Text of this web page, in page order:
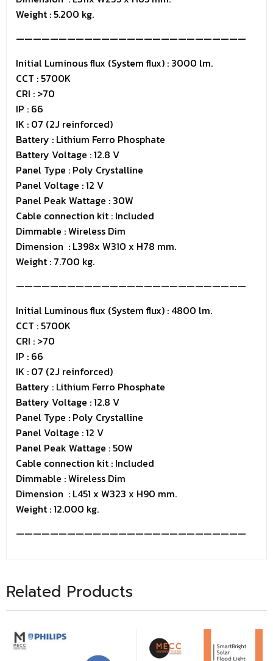
Weight : 5.200 kg.
———————————————————————————
Initial Luminous flux (System flux) : 3000 lm.
CCT : 5700K
CRI : >70
IP : 66
IK : 07 (2J reinforced)
Battery : Lithium Ferro Phosphate
Battery Voltage : 12.8 V
Panel Type : Poly Crystalline
Panel Voltage : 12 V
Panel Peak Wattage : 30W
Cable connection kit : Included
Dimmable : Wireless Dim
Dimension : L398x W310 x H78 mm.
Weight : 7.700 kg.
———————————————————————————
Initial Luminous flux (System flux) : 4800 lm.
CCT : 5700K
CRI : >70
IP : 66
IK : 07 (2J reinforced)
Battery : Lithium Ferro Phosphate
Battery Voltage : 12.8 V
Panel Type : Poly Crystalline
Panel Voltage : 12 V
Panel Peak Wattage : 50W
Cable connection kit : Included
Dimmable : Wireless Dim
Dimension : L451 x W323 x H90 mm.
Weight : 12.000 kg.
———————————————————————————
Related Products